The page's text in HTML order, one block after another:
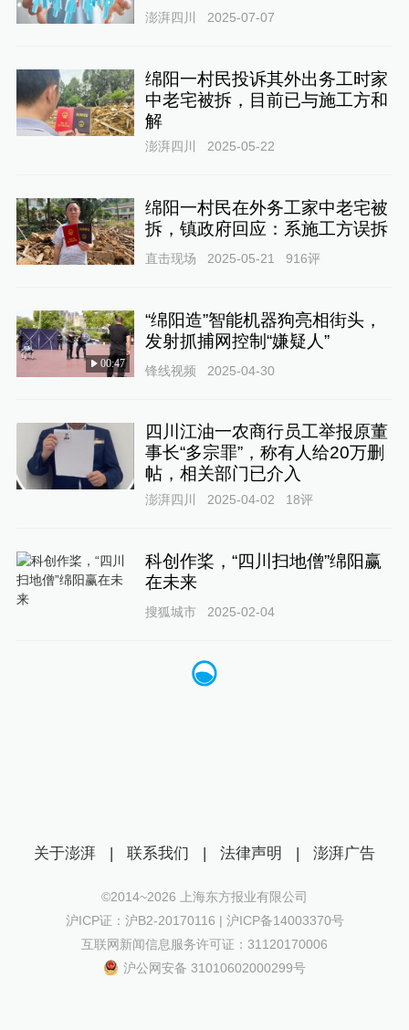
澎湃四川 2025-07-07
绵阳一村民投诉其外出务工时家
中老宅被拆，目前已与施工方和
解
澎湃四川 2025-05-22
绵阳一村民在外务工家中老宅被
拆，镇政府回应：系施工方误拆
直击现场 2025-05-21 916评
00:47
“绵阳造”智能机器狗亮相街头，
发射抓捕网控制“嫌疑人”
锋线视频 2025-04-30
四川江油一农商行员工举报原董
事长“多宗罪”，称有人给20万删
帖，相关部门已介入
澎湃四川 2025-04-02 18评
科创作桨，“四川扫地僧”绵阳赢
在未来
搜狐城市 2025-02-04
关于澎湃 | 联系我们 | 法律声明 | 澎湃广告
©2014~2026 上海东方报业有限公司
沪ICP证：沪B2-20170116 | 沪ICP备14003370号
互联网新闻信息服务许可证：31120170006
沪公网安备 31010602000299号